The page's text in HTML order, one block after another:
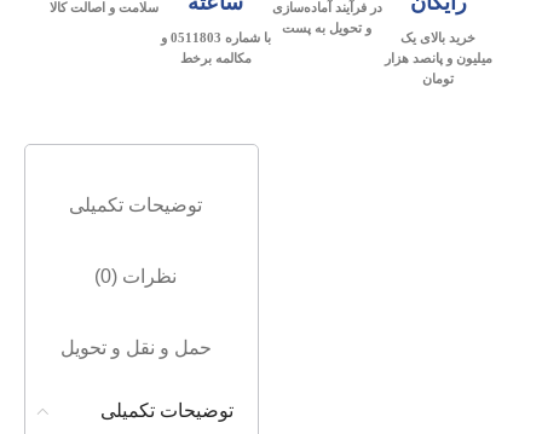
خرید بالای یک
میلیون و پانصد هزار
تومان
در فرآیند آماده‌سازی
و تحویل به پست
با شماره 0511803 و
مکالمه برخط
سلامت و اصالت کالا
توضیحات تکمیلی
نظرات (0)
حمل و نقل و تحویل
توضیحات تکمیلی